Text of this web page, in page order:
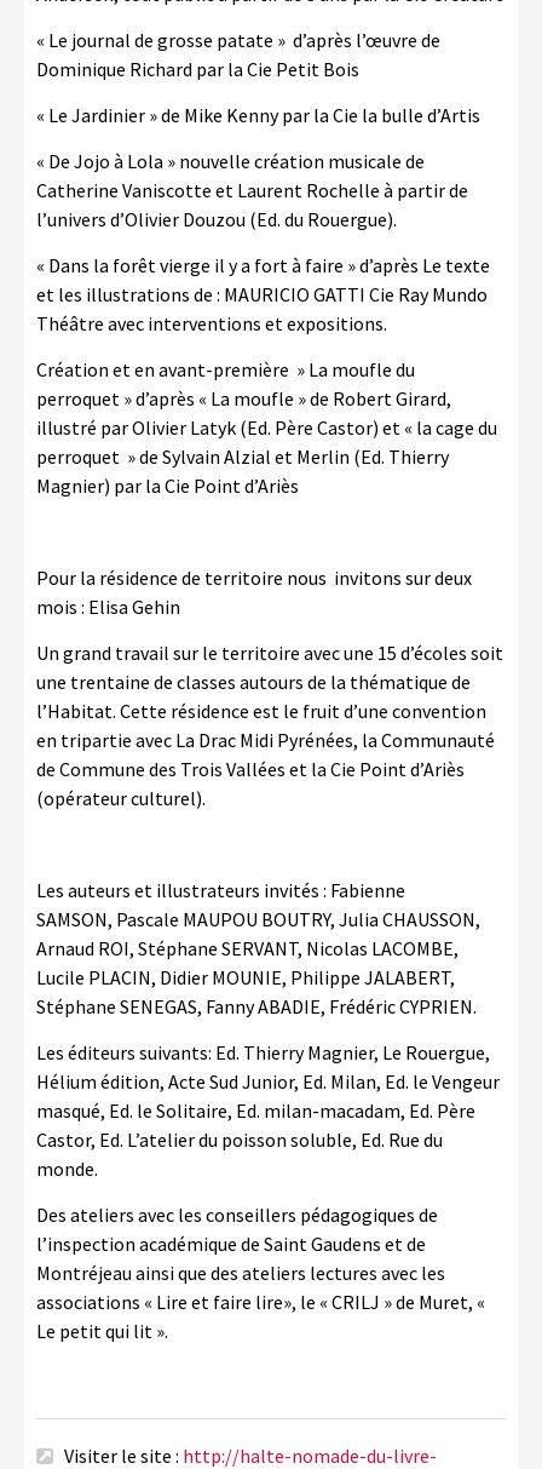
« Le journal de grosse patate » d’après l’œuvre de
Dominique Richard par la Cie Petit Bois
« Le Jardinier » de Mike Kenny par la Cie la bulle d’Artis
« De Jojo à Lola » nouvelle création musicale de
Catherine Vaniscotte et Laurent Rochelle à partir de
l’univers d’Olivier Douzou (Ed. du Rouergue).
« Dans la forêt vierge il y a fort à faire » d’après Le texte
et les illustrations de : MAURICIO GATTI Cie Ray Mundo
Théâtre avec interventions et expositions.
Création et en avant-première » La moufle du
perroquet » d’après « La moufle » de Robert Girard,
illustré par Olivier Latyk (Ed. Père Castor) et « la cage du
perroquet » de Sylvain Alzial et Merlin (Ed. Thierry
Magnier) par la Cie Point d’Ariès
Pour la résidence de territoire nous invitons sur deux
mois : Elisa Gehin
Un grand travail sur le territoire avec une 15 d’écoles soit
une trentaine de classes autours de la thématique de
l’Habitat. Cette résidence est le fruit d’une convention
en tripartie avec La Drac Midi Pyrénées, la Communauté
de Commune des Trois Vallées et la Cie Point d’Ariès
(opérateur culturel).
Les auteurs et illustrateurs invités : Fabienne
SAMSON, Pascale MAUPOU BOUTRY, Julia CHAUSSON,
Arnaud ROI, Stéphane SERVANT, Nicolas LACOMBE,
Lucile PLACIN, Didier MOUNIE, Philippe JALABERT,
Stéphane SENEGAS, Fanny ABADIE, Frédéric CYPRIEN.
Les éditeurs suivants: Ed. Thierry Magnier, Le Rouergue,
Hélium édition, Acte Sud Junior, Ed. Milan, Ed. le Vengeur
masqué, Ed. le Solitaire, Ed. milan-macadam, Ed. Père
Castor, Ed. L’atelier du poisson soluble, Ed. Rue du
monde.
Des ateliers avec les conseillers pédagogiques de
l’inspection académique de Saint Gaudens et de
Montréjeau ainsi que des ateliers lectures avec les
associations « Lire et faire lire», le « CRILJ » de Muret, «
Le petit qui lit ».
Visiter le site : http://halte-nomade-du-livre-